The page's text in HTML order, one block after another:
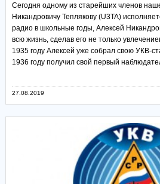
Сегодня одному из старейших членов
Никандровичу Теплякову (U3TA)
радио в школьные годы, Алексей
всю жизнь, сделав его не только
1935 году Алексей уже собрал свою УКВ-
1936 году получил свой первый
27.08.2019